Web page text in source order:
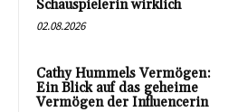
Schauspielerin wirklich
02.08.2026
Cathy Hummels Vermögen:
Ein Blick auf das geheime
Vermögen der Influencerin